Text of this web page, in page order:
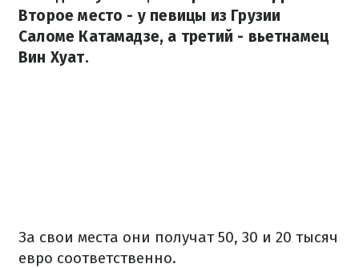
Второе место - у певицы из Грузии
Саломе Катамадзе, а третий - вьетнамец
Вин Хуат.
За свои места они получат 50, 30 и 20 тысяч
евро соответственно.